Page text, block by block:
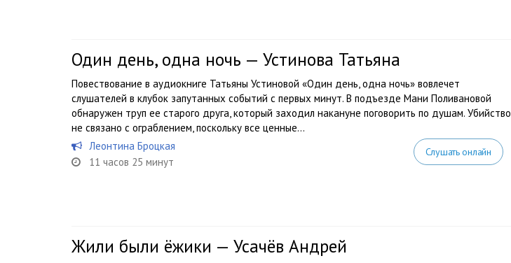
Один день, одна ночь — Устинова Татьяна
Повествование в аудиокниге Татьяны Устиновой «Один день, одна ночь» вовлечет
слушателей в клубок запутанных событий с первых минут. В подъезде Мани Поливановой
обнаружен труп ее старого друга, который заходил накануне поговорить по душам. Убийство
не связано с ограблением, поскольку все ценные...
Леонтина Броцкая
11 часов 25 минут
Слушать онлайн
Жили были ёжики — Усачёв Андрей